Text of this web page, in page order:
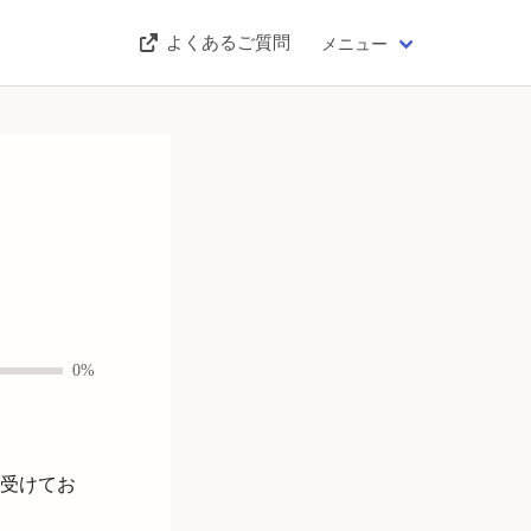
よくあるご質問 メニュー
0%
けてお